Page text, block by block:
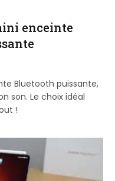
enceinte
Bluetooth puissante,
son. Le choix idéal
!